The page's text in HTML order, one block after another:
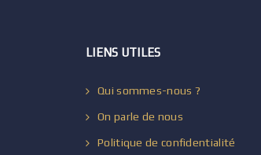
LIENS UTILES
Qui sommes-nous ?
On parle de nous
Politique de confidentialité